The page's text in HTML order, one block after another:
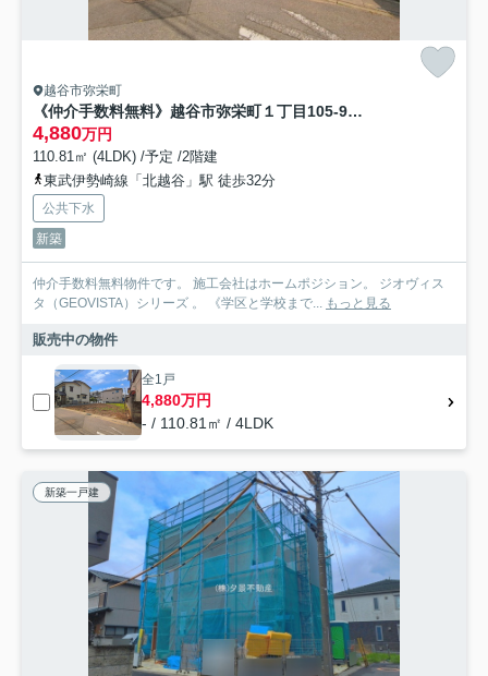
越谷市弥栄町
《仲介手数料無料》越谷市弥栄町１丁目105-93新築一戸建て‎ジオヴィスタ
4,880万円
110.81㎡ (4LDK) /予定 /2階建
東武伊勢崎線「北越谷」駅 徒歩32分
公共下水
新築
仲介手数料無料物件です。 施工会社はホームポジション。 ジオヴィス
タ（GEOVISTA）シリーズ 。 《学区と学校まで... もっと見る
販売中の物件
全1戸
4,880万円
- / 110.81㎡ / 4LDK
新築一戸建